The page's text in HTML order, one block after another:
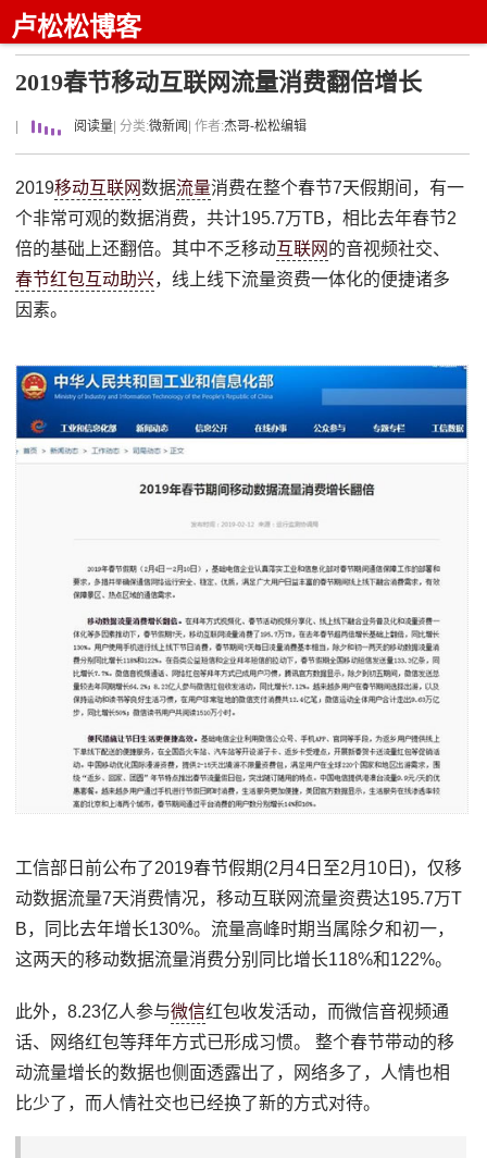
卢松松博客
2019春节移动互联网流量消费翻倍增长
阅读量 | 分类:微新闻 | 作者:杰哥-松松编辑
2019移动互联网数据流量消费在整个春节7天假期间，有一
个非常可观的数据消费，共计195.7万TB，相比去年春节2
倍的基础上还翻倍。其中不乏移动互联网 的音视频社交、
春节红包互动助兴，线上线下流量资费一体化的便捷诸多
因素。
工信部日前公布了2019春节假期(2月4日至2月10日)，仅移
动数据流量7天消费情况，移动互联网流量资费达195.7万T
B，同比去年增长130%。流量高峰时期当属除夕和初一，
这两天的移动数据流量消费分别同比增长118%和122%。
此外，8.23亿人参与微信红包收发活动，而微信音视频通
话、网络红包等拜年方式已形成习惯。 整个春节带动的移
动流量增长的数据也侧面透露出了，网络多了，人情也相
比少了，而人情社交也已经换了新的方式对待。